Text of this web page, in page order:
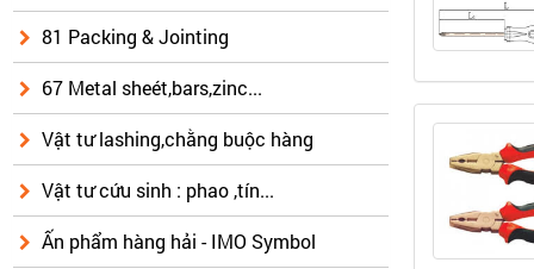
81 Packing & Jointing
67 Metal sheét,bars,zinc...
Vật tư lashing,chằng buộc hàng
Vật tư cứu sinh : phao ,tín...
Ấn phẩm hàng hải - IMO Symbol